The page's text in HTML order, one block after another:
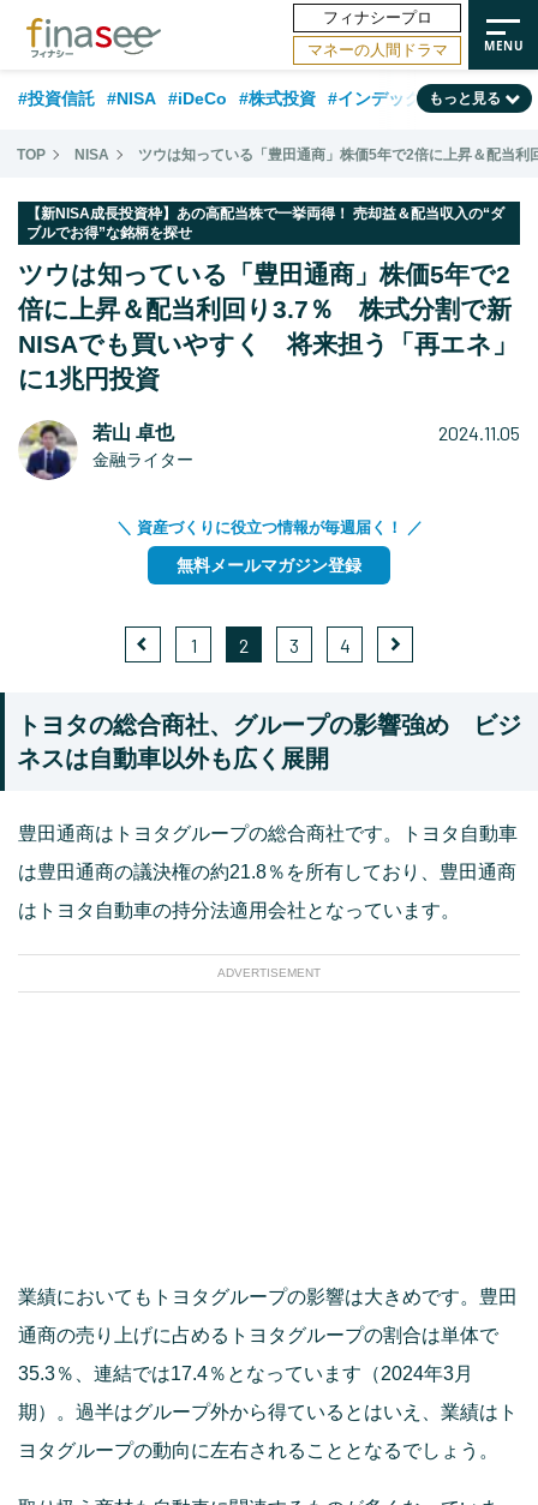
フィナシープロ
マネーの人間ドラマ
#投資信託 #NISA #iDeCo #株式投資 #インデックスファンド
#相談事例 #相続・贈与 #FP #新NISA #ランキング #日本株
#フィナンシャル・ウェルビーイング
#データ・調査 #資産運用業界 #海外事情 #国内株式型 #60代
もっと見る
TOP NISA ツウは知っている「豊田通商」株価5年で2倍に上昇＆配当
【新NISA成長投資枠】あの高配当株で一挙両得！ 売却益＆配当収入の“ダ
ブルでお得”な銘柄を探せ
ツウは知っている「豊田通商」株価5年で2
倍に上昇＆配当利回り3.7％ 株式分割で新
NISAでも買いやすく 将来担う「再エネ」
に1兆円投資
若山 卓也
金融ライター
2024.11.05
＼ 資産づくりに役立つ情報が毎週届く！ ／
無料メールマガジン登録
1 2 3 4
トヨタの総合商社、グループの影響強め ビジ
ネスは自動車以外も広く展開
豊田通商はトヨタグループの総合商社です。トヨタ自動車
は豊田通商の議決権の約21.8％を所有しており、豊田通商
はトヨタ自動車の持分法適用会社となっています。
ADVERTISEMENT
業績においてもトヨタグループの影響は大きめです。豊田
通商の売り上げに占めるトヨタグループの割合は単体で
35.3％、連結では17.4％となっています（2024年3月
期）。過半はグループ外から得ているとはいえ、業績はト
ヨタグループの動向に左右されることとなるでしょう。